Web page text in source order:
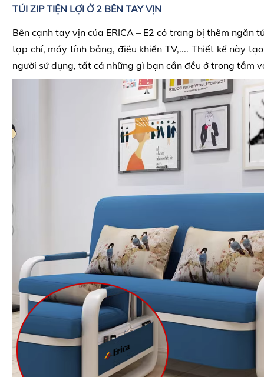
TÚI ZIP TIỆN LỢI Ở 2 BÊN TAY VỊN
Bên cạnh tay vịn của ERICA – E2 có trang bị thêm ngăn
tạp chí, máy tính bảng, điều khiển TV,.... Thiết kế này
người sử dụng, tất cả những gì bạn cần đều ở trong tầm